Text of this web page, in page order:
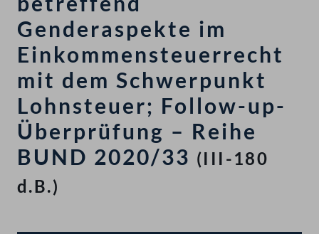
Genderaspekte im
Einkommensteuerrecht
mit dem Schwerpunkt
Lohnsteuer; Follow-up-
Überprüfung – Reihe
BUND 2020/33 (III-180
d.B.)